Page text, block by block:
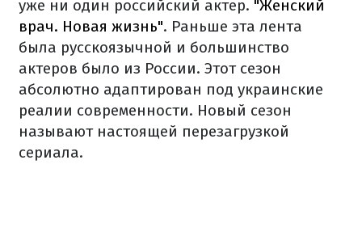
уже ни один российский актер. "Женский
врач. Новая жизнь". Раньше эта лента
была русскоязычной и большинство
актеров было из России. Этот сезон
абсолютно адаптирован под украинские
реалии современности. Новый сезон
называют настоящей перезагрузкой
сериала.